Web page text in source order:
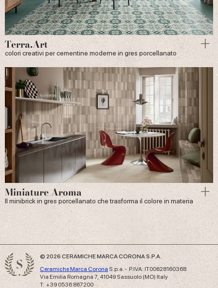
Terra.Art
colori creativi per cementine moderne in gres porcellanato
Miniature Aroma
Il minibrick in gres porcellanato che trasforma il colore in materia
© 2026 CERAMICHE MARCA CORONA S.P.A.
Ceramiche Marca CoronaS.p.a. - P.IVA: IT00628160368
Via Emilia Romagna 7, 41049 Sassuolo (MO) Italy
T: +39 0536 867200